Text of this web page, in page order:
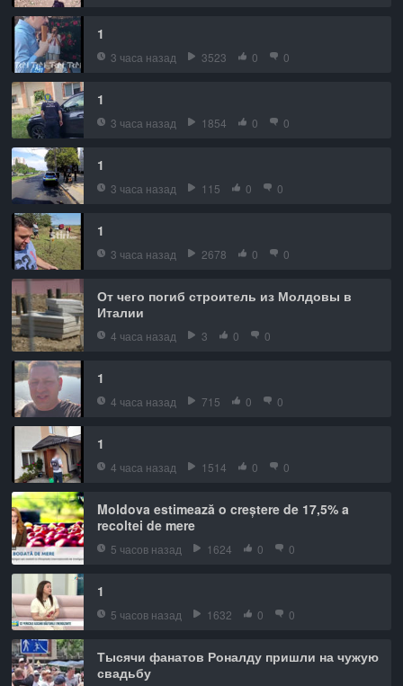
1
3 часа назад 3523 0 0
1
3 часа назад 1854 0 0
1
3 часа назад 115 0 0
1
3 часа назад 2678 0 0
От чего погиб строитель из Молдовы в
Италии
4 часа назад 3 0 0
1
4 часа назад 715 0 0
1
4 часа назад 1514 0 0
Moldova estimează o creștere de 17,5% a
recoltei de mere
5 часов назад 1624 0 0
1
5 часов назад 1632 0 0
Тысячи фанатов Роналду пришли на чужую
свадьбу